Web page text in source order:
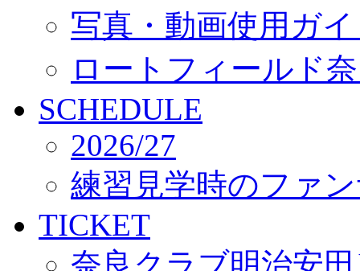
写真・動画使用ガ
ロートフィールド
SCHEDULE
2026/27
練習見学時のファ
TICKET
奈良クラブ明治安